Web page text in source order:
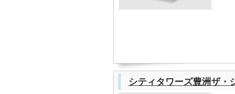
シティタワーズ豊洲ザ・